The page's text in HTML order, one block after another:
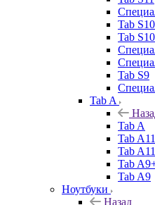
Tab
Tab
Tab S9
Tab A
Tab A
Tab
Tab A11
Tab
Tab A9
Ноутбуки
Назад